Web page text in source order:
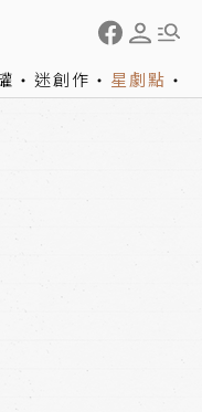
迷創作 星劇點